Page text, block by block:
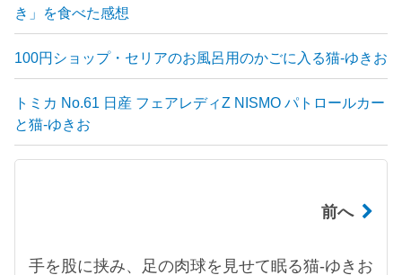
き」を食べた感想
100円ショップ・セリアのお風呂用のかごに入る猫-ゆきお
トミカ No.61 日産 フェアレディZ NISMO パトロールカー
と猫-ゆきお
前へ
手を股に挟み、足の肉球を見せて眠る猫-ゆきお